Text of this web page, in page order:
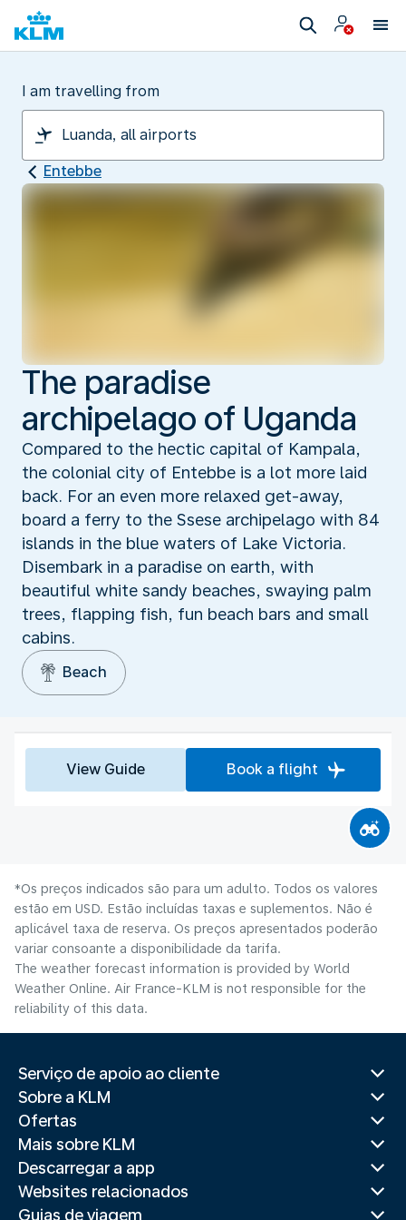
I am travelling from
Entebbe
The paradise
archipelago of Uganda
Compared to the hectic capital of Kampala,
the colonial city of Entebbe is a lot more laid
back. For an even more relaxed get-away,
board a ferry to the Ssese archipelago with 84
islands in the blue waters of Lake Victoria.
Disembark in a paradise on earth, with
beautiful white sandy beaches, swaying palm
trees, flapping fish, fun beach bars and small
cabins.
Beach
View Guide Book a flight
*Os preços indicados são para um adulto. Todos os valores
estão em USD. Estão incluídas taxas e suplementos. Não é
aplicável taxa de reserva. Os preços apresentados poderão
variar consoante a disponibilidade da tarifa.
The weather forecast information is provided by World
Weather Online. Air France-KLM is not responsible for the
reliability of this data.
Serviço de apoio ao cliente
Sobre a KLM
Ofertas
Mais sobre KLM
Descarregar a app
Websites relacionados
Guias de viagem